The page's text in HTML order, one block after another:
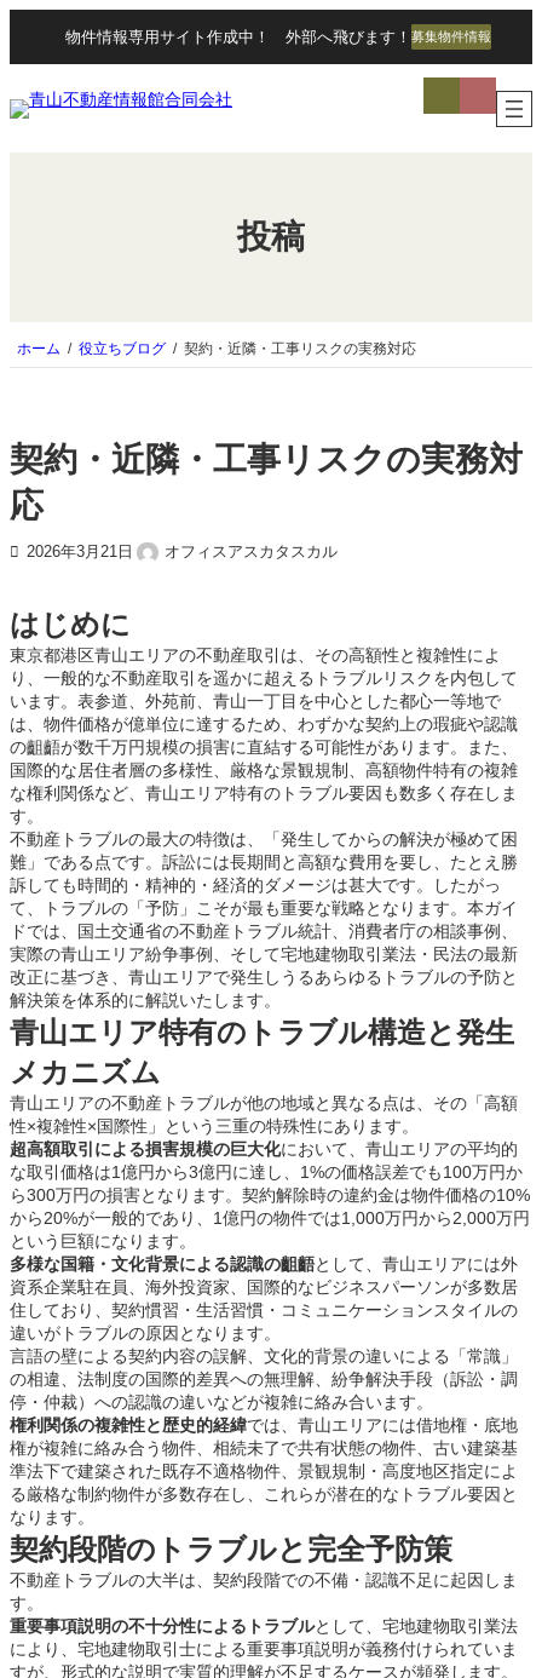
を
キ
物件情報専用サイト作成中！ 外部へ飛びます！募集物件情報
コ
投稿
ホーム 役立ちブログ 契約・近隣・工事リスクの実務対応
契約・近隣・工事リスクの実務対
応
2026年3月21日 オフィスアスカタスカル
はじめに
東京都港区青山エリアの不動産取引は、その高額性と複雑性によ
り、一般的な不動産取引を遥かに超えるトラブルリスクを内包して
います。表参道、外苑前、青山一丁目を中心とした都心一等地で
は、物件価格が億単位に達するため、わずかな契約上の瑕疵や認識
の齟齬が数千万円規模の損害に直結する可能性があります。また、
国際的な居住者層の多様性、厳格な景観規制、高額物件特有の複雑
な権利関係など、青山エリア特有のトラブル要因も数多く存在しま
す。
不動産トラブルの最大の特徴は、「発生してからの解決が極めて困
難」である点です。訴訟には長期間と高額な費用を要し、たとえ勝
訴しても時間的・精神的・経済的ダメージは甚大です。したがっ
て、トラブルの「予防」こそが最も重要な戦略となります。本ガイ
ドでは、国土交通省の不動産トラブル統計、消費者庁の相談事例、
実際の青山エリア紛争事例、そして宅地建物取引業法・民法の最新
改正に基づき、青山エリアで発生しうるあらゆるトラブルの予防と
解決策を体系的に解説いたします。
青山エリア特有のトラブル構造と発生
メカニズム
青山エリアの不動産トラブルが他の地域と異なる点は、その「高額
性×複雑性×国際性」という三重の特殊性にあります。
超高額取引による損害規模の巨大化において、青山エリアの平均的
な取引価格は1億円から3億円に達し、1%の価格誤差でも100万円か
ら300万円の損害となります。契約解除時の違約金は物件価格の10%
から20%が一般的であり、1億円の物件では1,000万円から2,000万円
という巨額になります。
多様な国籍・文化背景による認識の齟齬として、青山エリアには外
資系企業駐在員、海外投資家、国際的なビジネスパーソンが多数居
住しており、契約慣習・生活習慣・コミュニケーションスタイルの
違いがトラブルの原因となります。
言語の壁による契約内容の誤解、文化的背景の違いによる「常識」
の相違、法制度の国際的差異への無理解、紛争解決手段（訴訟・調
停・仲裁）への認識の違いなどが複雑に絡み合います。
権利関係の複雑性と歴史的経緯では、青山エリアには借地権・底地
権が複雑に絡み合う物件、相続未了で共有状態の物件、古い建築基
準法下で建築された既存不適格物件、景観規制・高度地区指定によ
る厳格な制約物件が多数存在し、これらが潜在的なトラブル要因と
なります。
契約段階のトラブルと完全予防策
不動産トラブルの大半は、契約段階での不備・認識不足に起因しま
す。
重要事項説明の不十分性によるトラブルとして、宅地建物取引業法
により、宅地建物取引士による重要事項説明が義務付けられていま
すが、形式的な説明で実質的理解が不足するケースが頻発します。